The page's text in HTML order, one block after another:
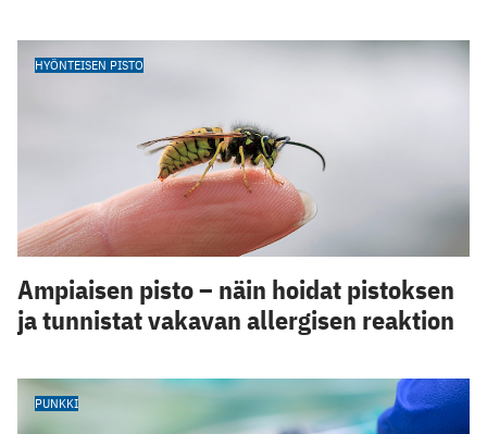
HYÖNTEISEN PISTO
Ampiaisen pisto – näin hoidat pistoksen
ja tunnistat vakavan allergisen reaktion
PUNKKI